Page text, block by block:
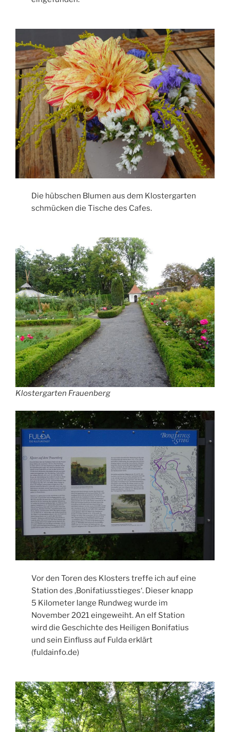
Die hübschen Blumen aus dem Klostergarten
schmücken die Tische des Cafes.
Klostergarten Frauenberg
Vor den Toren des Klosters treffe ich auf eine
Station des ‚Bonifatiusstieges‘. Dieser knapp
5 Kilometer lange Rundweg wurde im
November 2021 eingeweiht. An elf Station
wird die Geschichte des Heiligen Bonifatius
und sein Einfluss auf Fulda erklärt
(fuldainfo.de)